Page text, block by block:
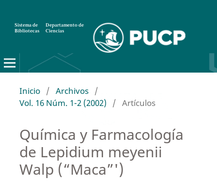
Sistema de
Bibliotecas
Departamento de
Ciencias
Inicio / Archivos /
Vol. 16 Núm. 1-2 (2002)
/ Artículos
Química y Farmacología
de Lepidium meyenii
Walp (“Maca”')